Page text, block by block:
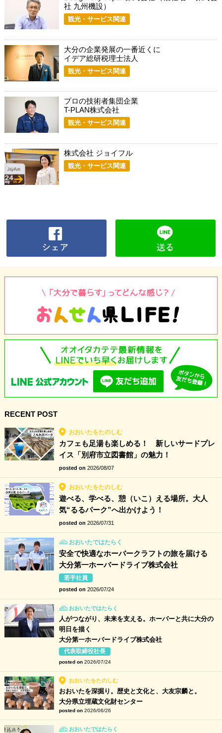
社 九州機設）
観光・サービス関連
大分の企業発展の一番近くに
イデア総研税理士法人
観光・サービス関連
プロの技術者集団企業
T-PLAN株式会社
観光・サービス関連
株式会社 ジョイフル
観光・サービス関連
RECENT POST
おおいたをたのしむ
カフェも足湯も楽しめる！ 新しいサードプレ
イス「別府市立図書館」の魅力！
posted on 2026/08/07
おおいたをたのしむ
遊べる、学べる、憩（いこ）える場所。大人
気“るるパーク”へ出かけよう！
posted on 2026/07/31
おおいたではたらく
安全で快適なホーバークラフトの旅を届ける
大分第一ホーバードライブ株式会社
若手社員
posted on 2026/07/24
おおいたではたらく
人がつながり、未来を支える。ホーバーと共に大分の
明日を描く
大分第一ホーバードライブ株式会社
代表取締役社長
posted on 2026/07/24
おおいたをたのしむ
おおいたを深掘り。歴史と文化と、大友宗麟と。
大分県立埋蔵文化財センター
posted on 2026/06/26
おおいたではたらく